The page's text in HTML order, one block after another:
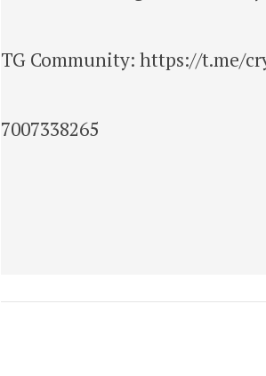
TG Community: https://t.me/
7007338265